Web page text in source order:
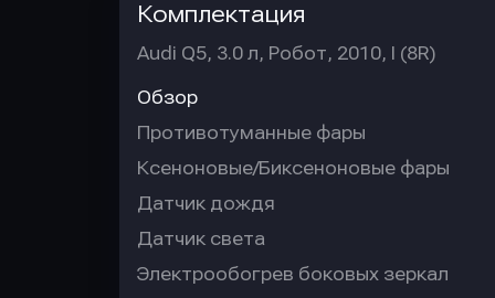
Комплектация
Audi Q5, 3.0 л, Робот, 2010, I (8R)
Обзор
Противотуманные фары
Ксеноновые/Биксеноновые фары
Датчик дождя
Датчик света
Электрообогрев боковых зеркал